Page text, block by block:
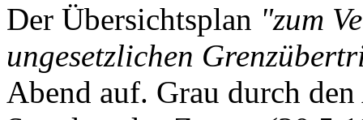
Der Übersichtsplan "zum
ungesetzlichen
Abend auf. Grau durch